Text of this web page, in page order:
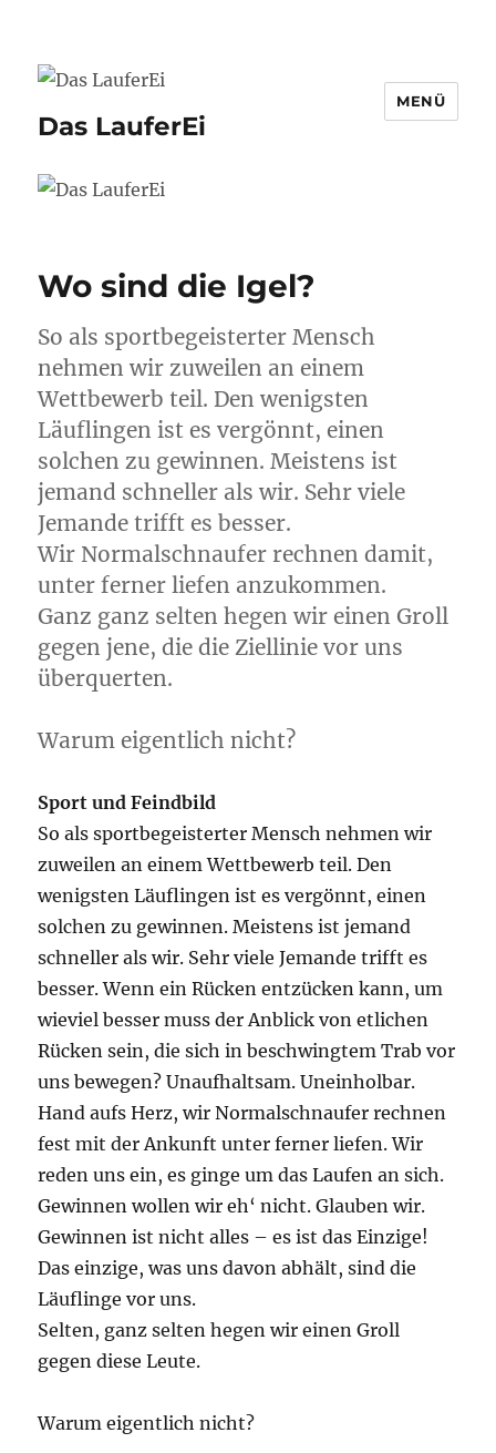
Das LauferEi
MENÜ
Wo sind die Igel?
So als sportbegeisterter Mensch
nehmen wir zuweilen an einem
Wettbewerb teil. Den wenigsten
Läuflingen ist es vergönnt, einen
solchen zu gewinnen. Meistens ist
jemand schneller als wir. Sehr viele
Jemande trifft es besser.
Wir Normalschnaufer rechnen damit,
unter ferner liefen anzukommen.
Ganz ganz selten hegen wir einen Groll
gegen jene, die die Ziellinie vor uns
überquerten.
Warum eigentlich nicht?
Sport und Feindbild
So als sportbegeisterter Mensch nehmen wir
zuweilen an einem Wettbewerb teil. Den
wenigsten Läuflingen ist es vergönnt, einen
solchen zu gewinnen. Meistens ist jemand
schneller als wir. Sehr viele Jemande trifft es
besser. Wenn ein Rücken entzücken kann, um
wieviel besser muss der Anblick von etlichen
Rücken sein, die sich in beschwingtem Trab vor
uns bewegen? Unaufhaltsam. Uneinholbar.
Hand aufs Herz, wir Normalschnaufer rechnen
fest mit der Ankunft unter ferner liefen. Wir
reden uns ein, es ginge um das Laufen an sich.
Gewinnen wollen wir eh‘ nicht. Glauben wir.
Gewinnen ist nicht alles – es ist das Einzige!
Das einzige, was uns davon abhält, sind die
Läuflinge vor uns.
Selten, ganz selten hegen wir einen Groll
gegen diese Leute.
Warum eigentlich nicht?